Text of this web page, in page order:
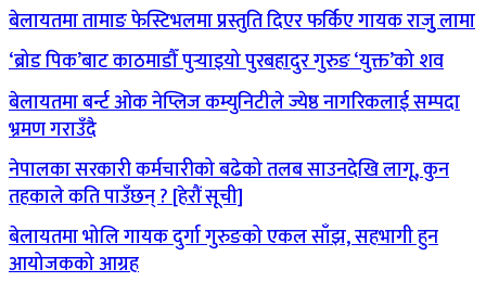
बेलायतमा तामाङ फेस्टिभलमा प्रस्तुति दिएर फर्किए गायक राजुु लामा
‘ब्रोड पिक’बाट काठमाडौँ पुर्‍याइयो पुरबहादुर गुरुङ ‘युक्त’को शव
बेलायतमा बर्न्ट ओक नेप्लिज कम्युनिटीले ज्येष्ठ नागरिकलाई सम्पदा
भ्रमण गराउँदै
नेपालका सरकारी कर्मचारीको बढेको तलब साउनदेखि लागू, कुन
तहकाले कति पाउँछन् ? [हेरौं सूची]
बेलायतमा भोलि गायक दुर्गा गुरुङको एकल साँझ, सहभागी हुन
आयोजकको आग्रह